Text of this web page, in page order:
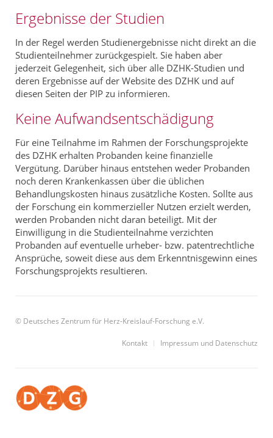
Ergebnisse der Studien
In der Regel werden Studienergebnisse nicht direkt an die
Studienteilnehmer zurückgespielt. Sie haben aber
jederzeit Gelegenheit, sich über alle DZHK-Studien und
deren Ergebnisse auf der Website des DZHK und auf
diesen Seiten der PIP zu informieren.
Keine Aufwandsentschädigung
Für eine Teilnahme im Rahmen der Forschungsprojekte
des DZHK erhalten Probanden keine finanzielle
Vergütung. Darüber hinaus entstehen weder Probanden
noch deren Krankenkassen über die üblichen
Behandlungskosten hinaus zusätzliche Kosten. Sollte aus
der Forschung ein kommerzieller Nutzen erzielt werden,
werden Probanden nicht daran beteiligt. Mit der
Einwilligung in die Studienteilnahme verzichten
Probanden auf eventuelle urheber- bzw. patentrechtliche
Ansprüche, soweit diese aus dem Erkenntnisgewinn eines
Forschungsprojekts resultieren.
© Deutsches Zentrum für Herz-Kreislauf-Forschung e.V.
Kontakt Impressum und Datenschutz